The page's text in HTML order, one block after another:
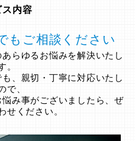
ス内容
もご相談ください
らゆるお悩みを解決いたし
。
、親切・丁寧に対応いたし
で、
み事がございましたら、ぜ
せください。